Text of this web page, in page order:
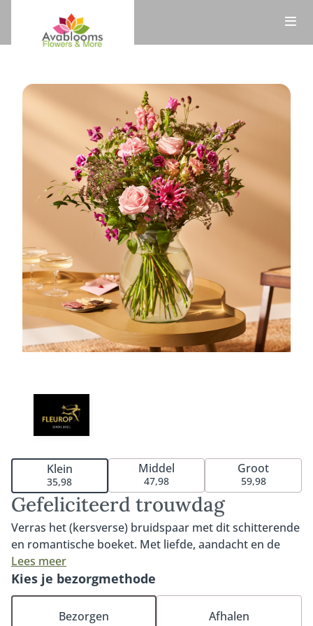
Gefeliciteerd trouwdag
Verras het (kersverse) bruidspaar met dit schitterende
en romantische boeket. Met liefde, aandacht en de
mooiste bloemen van het seizoen samengesteld door
de lokale vakbloemist. Dit boeket is perfect om het
gelukkige bruidspaar te feliciteren met hun trouwdag.
Of ze nu net getrouwd zijn (newly weds) of al jaren
Lees meer
Klein
35,98
Middel
47,98
Groot
59,98
Kies je bezorgmethode
Bezorgen Afhalen